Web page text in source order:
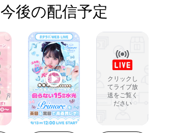
今後の配信予定
クリックし
てライブ放
送をご覧く
ださい